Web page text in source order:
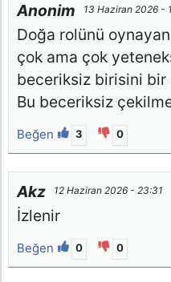
Anonim 13 Haziran 2026 -
Doğa rolünü
çok ama çok
beceriksiz birisini bir
Bu beceriksiz
Beğen 3 0
Akz 12 Haziran 2026 - 23:31
İzlenir
Beğen 0 0